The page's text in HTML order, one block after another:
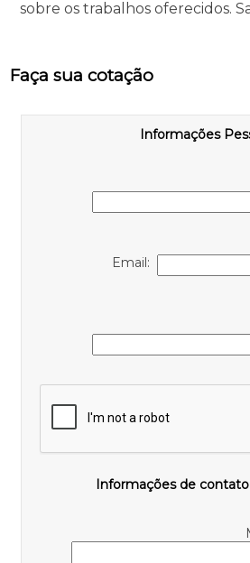
sobre os trabalhos oferecidos.
Faça sua cotação
Informações
Email:
Informações de